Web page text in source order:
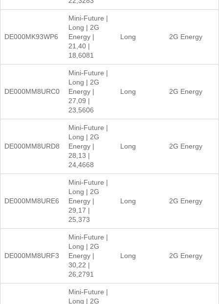
DE000MK93WP6
Mini-Future |
Long | 2G
Energy |
21,40 |
18,6081
Long 2G Energy
DE000MM8URC0
Mini-Future |
Long | 2G
Energy |
27,09 |
23,5606
Long 2G Energy
DE000MM8URD8
Mini-Future |
Long | 2G
Energy |
28,13 |
24,4668
Long 2G Energy
DE000MM8URE6
Mini-Future |
Long | 2G
Energy |
29,17 |
25,373
Long 2G Energy
DE000MM8URF3
Mini-Future |
Long | 2G
Energy |
30,22 |
26,2791
Long 2G Energy
Mini-Future |
Long | 2G